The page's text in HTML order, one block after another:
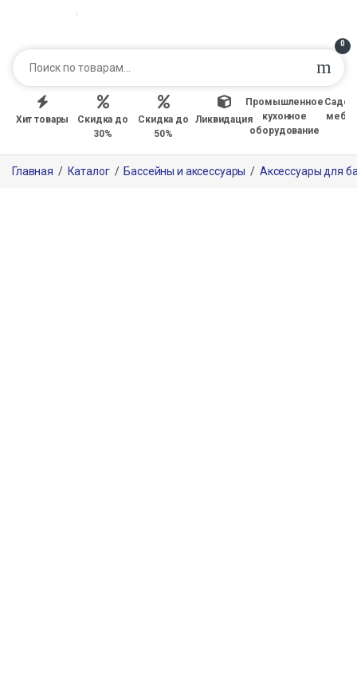
0
Хит товары
Скидка до
30%
Скидка до
50%
Ликвидация
Промышленное
кухонное
оборудование
Главная / Каталог / Бассейны и аксессуары / Аксессуары для